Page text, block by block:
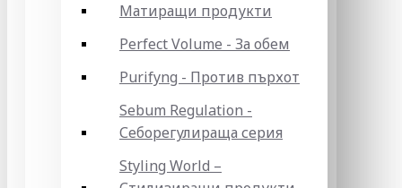
Матиращи продукти
Perfect Volume - За обем
Purifyng - Против пърхот
Sebum Regulation -
Себорегулираща серия
Styling World –